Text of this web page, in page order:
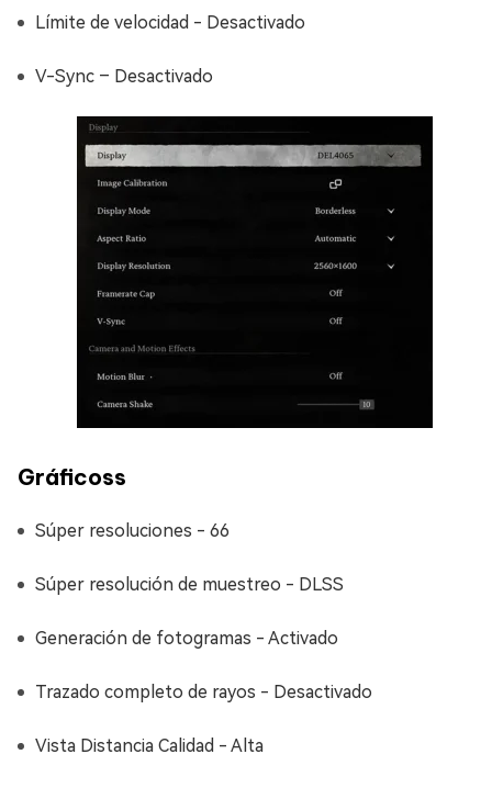
Límite de velocidad - Desactivado
V-Sync – Desactivado
Gráficoss
Súper resoluciones - 66
Súper resolución de muestreo - DLSS
Generación de fotogramas - Activado
Trazado completo de rayos - Desactivado
Vista Distancia Calidad - Alta